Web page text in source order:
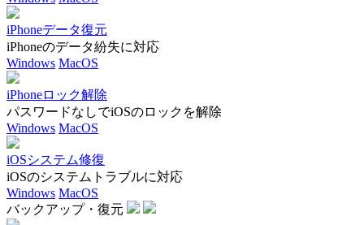
iPhoneデータ復元
iPhoneのデータ紛失に対応
Windows MacOS
iPhoneロック解除
パスワードなしでiOSのロックを解除
Windows MacOS
iOSシステム修復
iOSのシステムトラブルに対応
Windows MacOS
バックアップ・復元